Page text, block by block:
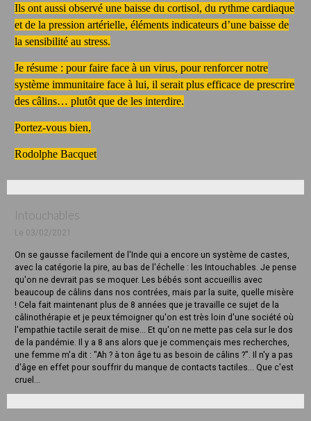
Ils ont aussi observé une baisse du cortisol, du rythme cardiaque
et de la pression artérielle, éléments indicateurs d’une baisse de
la sensibilité au stress.
Je résume : pour faire face à un virus, pour renforcer notre
système immunitaire face à lui, il serait plus efficace de prescrire
des câlins… plutôt que de les interdire.
Portez-vous bien,
Rodolphe Bacquet
Intouchables
Le 03/02/2021
On se gausse facilement de l'Inde qui a encore un système de castes,
avec la catégorie la pire, au bas de l'échelle : les Intouchables. Je pense
qu'on ne devrait pas se moquer. Les bébés sont accueillis avec
beaucoup de câlins dans nos contrées, mais par la suite, quelle misère
! Cela fait maintenant plus de 8 années que je travaille ce sujet de la
câlinothérapie et je peux témoigner qu'on est très loin d'une société où
l'empathie tactile serait de mise... Et qu'on ne mette pas cela sur le dos
de la pandémie. Il y a 8 ans alors que je commençais mes recherches,
une femme m'a dit : "Ah ? à ton âge tu as besoin de câlins ?". Il n'y a pas
d'âge en effet pour souffrir du manque de contacts tactiles... Que c'est
cruel...